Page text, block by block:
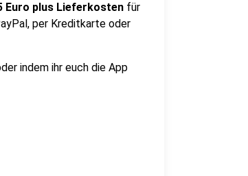
Euro plus Lieferkosten für
per Kreditkarte oder
indem ihr euch die App